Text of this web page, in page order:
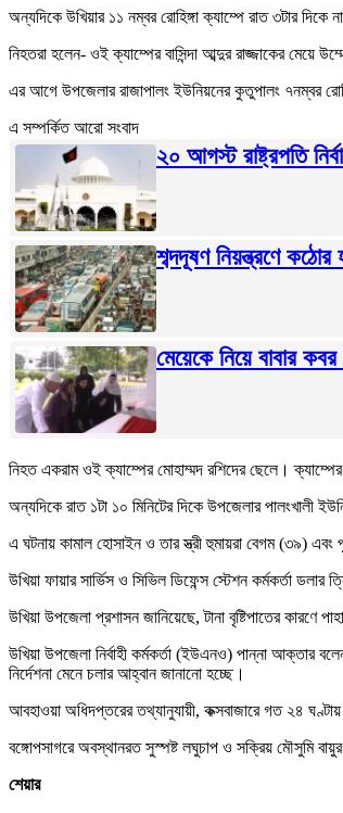
অন্যদিকে উখিয়ার ১১ নম্বর রোহিঙ্গা ক্যাম্পে রাত ৩টার
নিহতরা হলেন- ওই ক্যাম্পের বাসিন্দা আব্দুর রাজ্জাকের মেয়ে
এর আগে উপজেলার রাজাপালং ইউনিয়নের কুতুপালং ৭নম্বর
এ সম্পর্কিত আরো সংবাদ
২০ আগস্ট রাষ্ট্রপতি
শব্দদূষণ নিয়ন্ত্রণে কঠোর
মেয়েকে নিয়ে বাবার
নিহত একরাম ওই ক্যাম্পের মোহাম্মদ রশিদের ছেলে। ক্যাম্পের
অন্যদিকে রাত ১টা ১০ মিনিটের দিকে উপজেলার পালংখালী
এ ঘটনায় কামাল হোসাইন ও তার স্ত্রী হুমায়রা বেগম (৩৯)
উখিয়া ফায়ার সার্ভিস ও সিভিল ডিফেন্স স্টেশন কর্মকর্তা
উখিয়া উপজেলা প্রশাসন জানিয়েছে, টানা বৃষ্টিপাতের কারণে
উখিয়া উপজেলা নির্বাহী কর্মকর্তা (ইউএনও) পান্না আক্তার
নির্দেশনা মেনে চলার আহ্বান জানানো হচ্ছে।
আবহাওয়া অধিদপ্তরের তথ্যানুযায়ী, কক্সবাজারে গত ২৪ ঘণ্টায়
বঙ্গোপসাগরে অবস্থানরত সুস্পষ্ট লঘুচাপ ও সক্রিয় মৌসুমি
শেয়ার